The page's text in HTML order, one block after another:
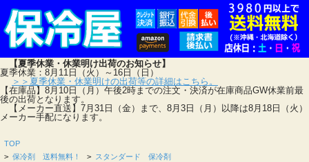
【夏季休業・休業明け出荷のお知らせ】
夏季休業：8月11日（火）～16日（日）
＞＞夏季休業・休業明けの出荷等の詳細はこちら。
【在庫品】8月10日（月）午後2時までの注文・決済が在庫商品GW休業前最
後の出荷となります。
【メーカー直送】7月31日（金）まで、8月3日（月）以降は8月18日（火）
メーカー手配になります。
TOP
> 保冷剤 送料無料！ > スタンダード 保冷剤